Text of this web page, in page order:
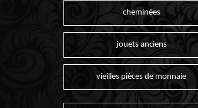
cheminées
jouets anciens
vieilles pièces de monnaie